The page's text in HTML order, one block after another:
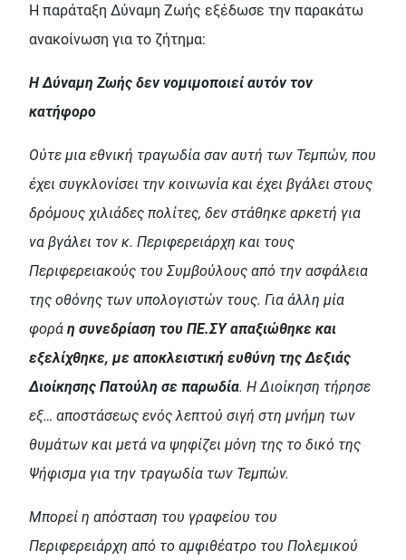
Η παράταξη Δύναμη Ζωής εξέδωσε την παρακάτω
ανακοίνωση για το ζήτημα:
Η Δύναμη Ζωής δεν νομιμοποιεί αυτόν τον
κατήφορο
Ούτε μια εθνική τραγωδία σαν αυτή των Τεμπών, που
έχει συγκλονίσει την κοινωνία και έχει βγάλει στους
δρόμους χιλιάδες πολίτες, δεν στάθηκε αρκετή για
να βγάλει τον κ. Περιφερειάρχη και τους
Περιφερειακούς του Συμβούλους από την ασφάλεια
της οθόνης των υπολογιστών τους. Για άλλη μία
φορά η συνεδρίαση του ΠΕ.ΣΥ απαξιώθηκε και
εξελίχθηκε, με αποκλειστική ευθύνη της Δεξιάς
Διοίκησης Πατούλη σε παρωδία. Η Διοίκηση τήρησε
εξ… αποστάσεως ενός λεπτού σιγή στη μνήμη των
θυμάτων και μετά να ψηφίζει μόνη της το δικό της
Ψήφισμα για την τραγωδία των Τεμπών.
Μπορεί η απόσταση του γραφείου του
Περιφερειάρχη από το αμφιθέατρο του Πολεμικού